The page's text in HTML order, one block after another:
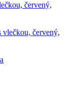
červený,